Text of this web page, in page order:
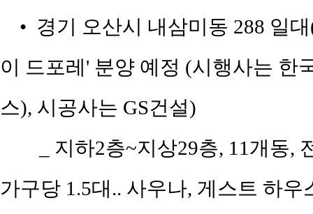
• 경기 오산시 내삼미동 288 일
이 드포레' 분양 예정 (시행사는 한
스), 시공사는 GS건설)
_ 지하2층~지상29층, 11개동,
가구당 1.5대.. 사우나, 게스트 하